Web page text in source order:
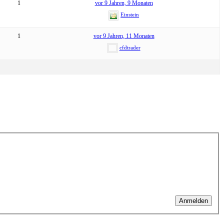
1 vor 9 Jahren, 9 Monaten
Einstein
1 vor 9 Jahren, 11 Monaten
cfdtrader
Anmelden